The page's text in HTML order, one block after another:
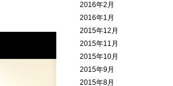
2016年2月
2016年1月
2015年12月
2015年11月
2015年10月
2015年9月
2015年8月